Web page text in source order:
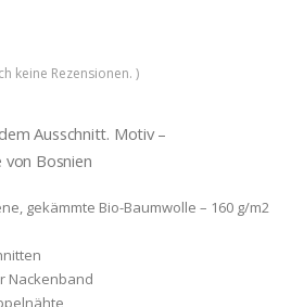
keine Rezensionen. )
Ausschnitt. Motiv –
von Bosnien
gekämmte Bio-Baumwolle – 160 g/m2
Nackenband